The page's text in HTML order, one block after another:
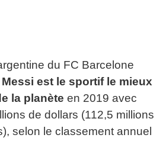
du FC Barcelone
est le sportif le mieux
la planète en 2019 avec
de dollars (112,5 millions
selon le classement annuel